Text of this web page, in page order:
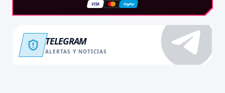
VISA PayPal
TELEGRAM
ALERTAS Y NOTICIAS